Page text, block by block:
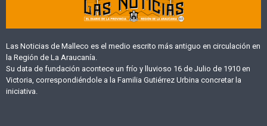
Las Noticias de Malleco es el medio escrito más antiguo en circulación en
la Región de La Araucanía.
Su data de fundación acontece un frío y lluvioso 16 de Julio de 1910 en
Victoria, correspondiéndole a la Familia Gutiérrez Urbina concretar la
iniciativa.